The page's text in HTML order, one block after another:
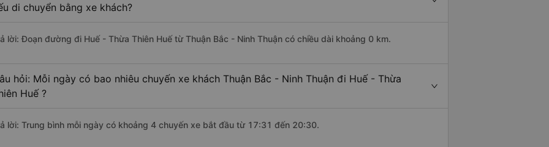
di chuyển bằng xe khách?
lời: Đoạn đường đi Huế - Thừa Thiên Huế từ Thuận Bắc - Ninh Thuận có chiều dài khoảng 0 km.
hỏi: Mỗi ngày có bao nhiêu chuyến xe khách Thuận Bắc - Ninh Thuận đi Huế - Thừa
Huế ?
lời: Trung bình mỗi ngày có khoảng 4 chuyến xe bắt đầu từ 17:31 đến 20:30.